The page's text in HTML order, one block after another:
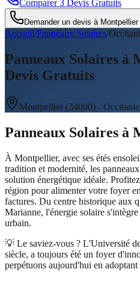
Comparer 3 Devis Gratuits
Demander un devis à Montpellier
Accueil/Panneaux Solaires/
Panneaux Solaires à
Devis Gratuits
Montpellier (34000) - Occitanie
Panneaux Solaires à
À Montpellier, avec ses étés
tradition et modernité, les
solution énergétique idéale.
région pour alimenter votre foyer
factures. Du centre historique aux
Marianne, l'énergie solaire
urbain.
💡 Le saviez-vous ? L'Université
siècle, a toujours été un foyer
perpétuons aujourd'hui en